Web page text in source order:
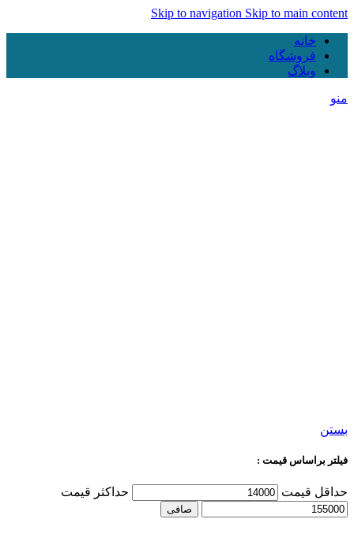
Skip to navigation Skip to main content
خانه
فروشگاه
وبلاگ
منو
بستن
فیلتر براساس قیمت :
حداقل قیمت حداكثر قيمت
صافی